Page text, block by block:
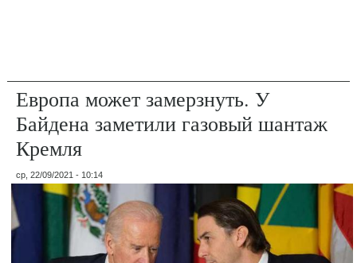
Европа может замерзнуть. У
Байдена заметили газовый шантаж
Кремля
ср, 22/09/2021 - 10:14